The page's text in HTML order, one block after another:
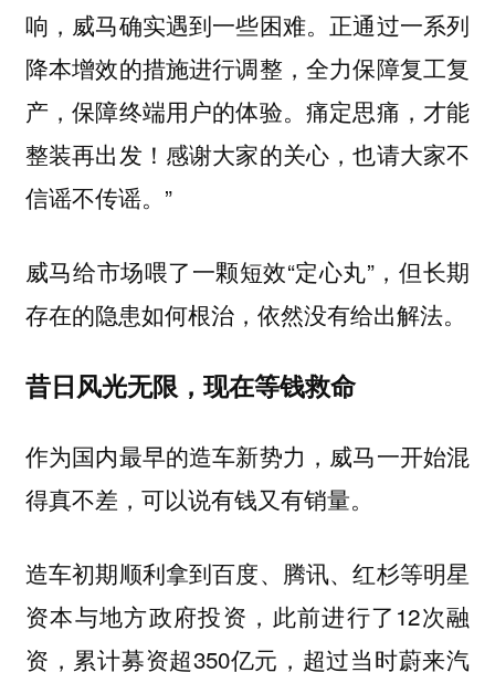
响，威马确实遇到一些困难。正通过一系列
降本增效的措施进行调整，全力保障复工复
产，保障终端用户的体验。痛定思痛，才能
整装再出发！感谢大家的关心，也请大家不
信谣不传谣。”
威马给市场喂了一颗短效“定心丸”，但长期
存在的隐患如何根治，依然没有给出解法。
昔日风光无限，现在等钱救命
作为国内最早的造车新势力，威马一开始混
得真不差，可以说有钱又有销量。
造车初期顺利拿到百度、腾讯、红杉等明星
资本与地方政府投资，此前进行了12次融
资，累计募资超350亿元，超过当时蔚来汽